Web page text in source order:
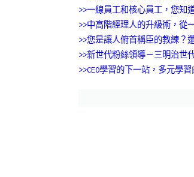
>>一線員工和核心員工，您知
>>中高階經理人的升級術，從
>>您是讓人俯首稱臣的教練？
>>新世代粉絲領導－三明治世
>>CEO學習的下一站，多元學